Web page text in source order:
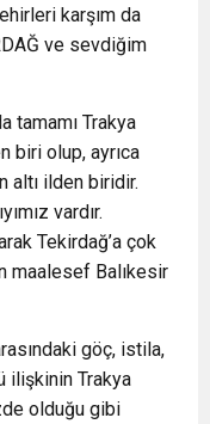
karşım da
ve sevdiğim
tamamı Trakya
biri olup, ayrıca
altı ilden biridir.
vardır.
Tekirdağ’a çok
maalesef Balıkesir
göç, istila,
ilişkinin Trakya
olduğu gibi